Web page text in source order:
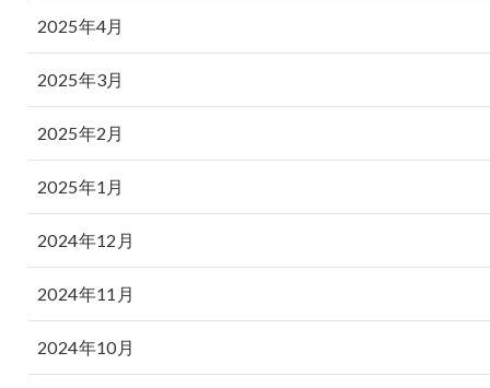
2025年4月
2025年3月
2025年2月
2025年1月
2024年12月
2024年11月
2024年10月